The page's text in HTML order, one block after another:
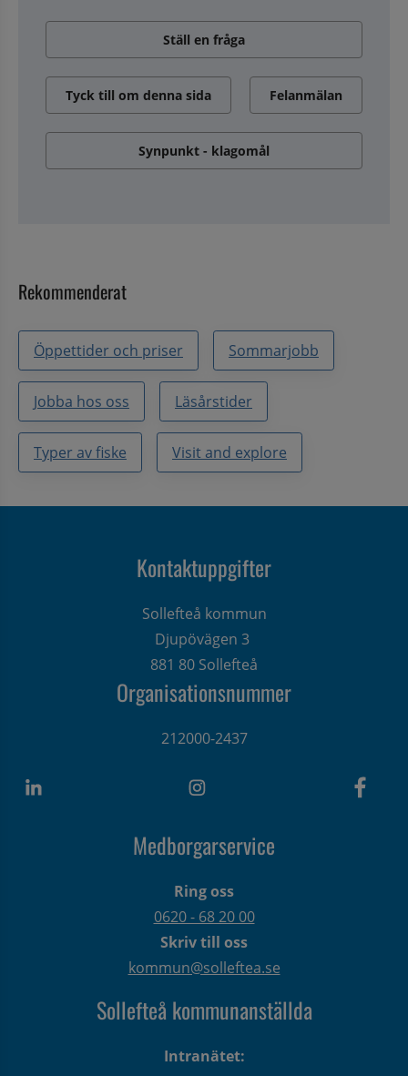
Ställ en fråga
Tyck till om denna sida Felanmälan
Synpunkt - klagomål
Rekommenderat
Öppettider och priser Sommarjobb
Jobba hos oss Läsårstider
Typer av fiske Visit and explore
Kontaktuppgifter
Sollefteå kommun
Djupövägen 3
881 80 Sollefteå
Organisationsnummer
212000-2437
Medborgarservice
Ring oss
0620 - 68 20 00
Skriv till oss
kommun@solleftea.se
Sollefteå kommunanställda
Intranätet: